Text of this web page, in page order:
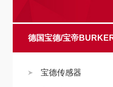
德国宝德/宝帝
宝德传感器